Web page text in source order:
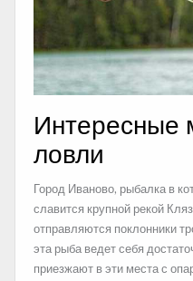
Интересные
ловли
Город Иваново, рыбалка в
славится крупной рекой
отправляются поклонники
эта рыба ведет себя
приезжают в эти места с